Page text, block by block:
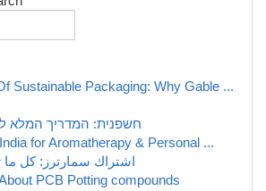
Sustainable Packaging: Why Gable ...
חשפנית: המדריך המלא
for Aromatherapy & Personal ...
اشتراك سمارترز: كل ما
PCB Potting compounds